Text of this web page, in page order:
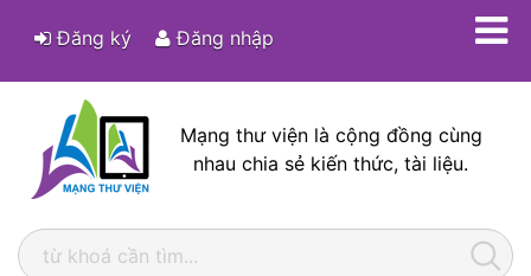
Đăng ký Đăng nhập
Mạng thư viện là cộng đồng cùng
nhau chia sẻ kiến thức, tài liệu.